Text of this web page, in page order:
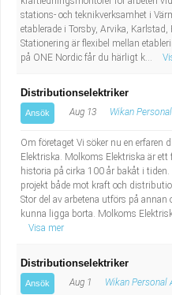
stations- och teknikverksamhet i
etablerade i Torsby, Arvika,
Stationering är flexibel mellan
på ONE Nordic får du härligt k...
Distributionselektriker
Ansök Aug 13 Wikan
Om företaget Vi söker nu en
Elektriska. Molkoms Elektriska är
historia på cirka 100 år bakåt i
projekt både mot kraft och
Stor del av arbetena utförs på
kunna ligga borta. Molkoms
Visa mer
Distributionselektriker
Ansök Aug 1 Wikan Personal